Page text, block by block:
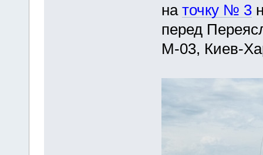
на точку № 3
перед
М-03, Киев-